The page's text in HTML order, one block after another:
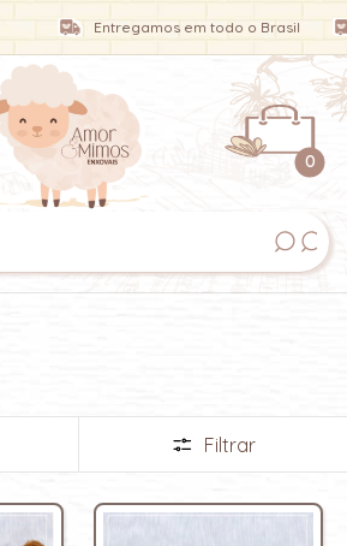
Entregamos em todo o Brasil
0
Filtrar